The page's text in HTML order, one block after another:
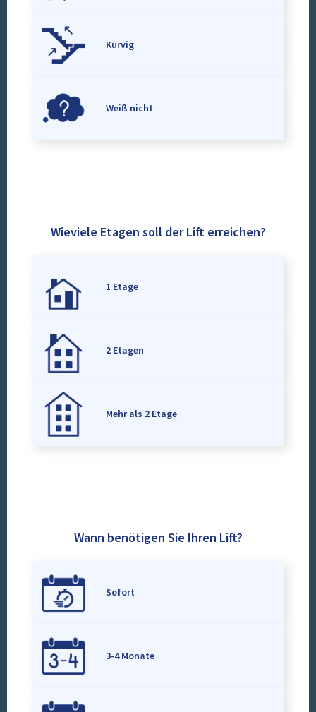
Kurvig
Weiß nicht
Wieviele Etagen soll der Lift erreichen?
1 Etage
2 Etagen
Mehr als 2 Etage
Wann benötigen Sie Ihren Lift?
Sofort
3-4 Monate